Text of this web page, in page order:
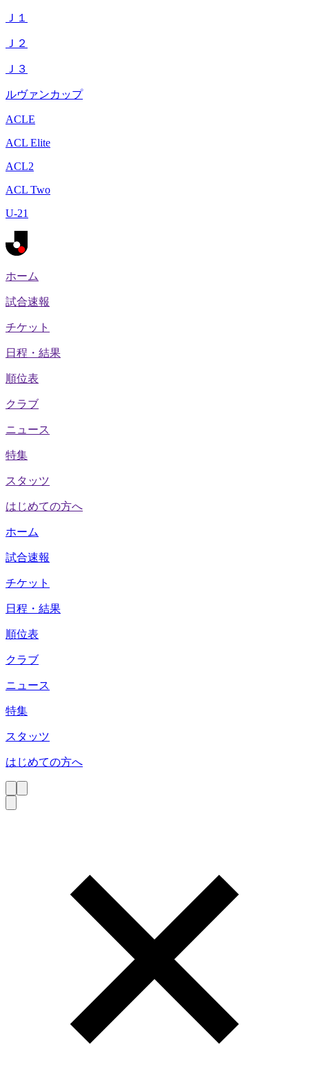
Ｊ１
Ｊ２
Ｊ３
ルヴァンカップ
ACLE
ACL Elite
ACL2
ACL Two
U-21
ホーム
試合速報
チケット
日程・結果
順位表
クラブ
ニュース
特集
スタッツ
はじめての方へ
ホーム
試合速報
チケット
日程・結果
順位表
クラブ
ニュース
特集
スタッツ
はじめての方へ